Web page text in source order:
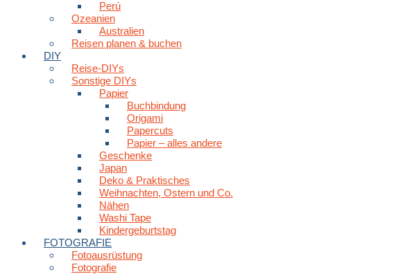
Perú
Ozeanien
Australien
Reisen planen & buchen
DIY
Reise-DIYs
Sonstige DIYs
Papier
Buchbindung
Origami
Papercuts
Papier – alles andere
Geschenke
Japan
Deko & Praktisches
Weihnachten, Ostern und Co.
Nähen
Washi Tape
Kindergeburtstag
FOTOGRAFIE
Fotoausrüstung
Fotografie